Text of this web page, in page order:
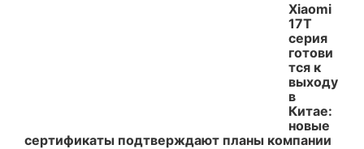
Xiaomi
17T
серия
готови
тся к
выходу
в
Китае:
новые
сертификаты подтверждают планы компании